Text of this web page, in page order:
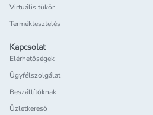
Virtuális tükör
Terméktesztelés
Kapcsolat
Elérhetőségek
Ügyfélszolgálat
Beszállítóknak
Üzletkereső